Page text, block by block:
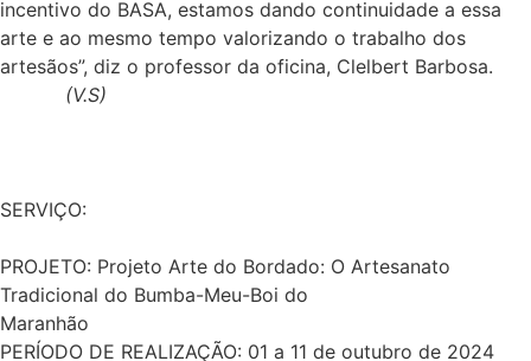
incentivo do BASA, estamos dando continuidade a essa
arte e ao mesmo tempo valorizando o trabalho dos
artesãos”, diz o professor da oficina, Clelbert Barbosa.
(V.S)
SERVIÇO:
PROJETO: Projeto Arte do Bordado: O Artesanato
Tradicional do Bumba-Meu-Boi do
Maranhão
PERÍODO DE REALIZAÇÃO: 01 a 11 de outubro de 2024